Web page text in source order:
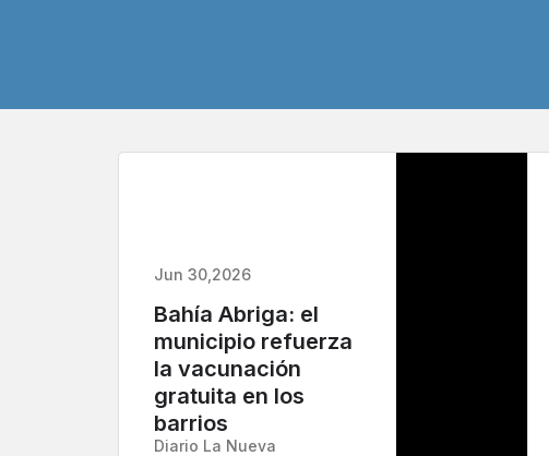
Jun 30,2026
Bahía Abriga: el
municipio refuerza
la vacunación
gratuita en los
barrios
Diario La Nueva